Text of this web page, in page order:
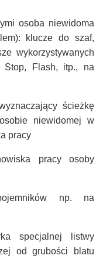
osoba niewidoma
klucze do szaf,
wykorzystywanych
Stop, Flash, itp., na
ścieżkę
niewidomej w
pracy
pracy osoby
np. na
specjalnej listwy
od grubości blatu